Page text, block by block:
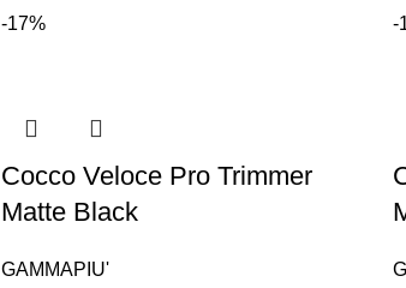
-17%
Cocco Veloce Pro Trimmer
Matte Black
GAMMAPIU'
-